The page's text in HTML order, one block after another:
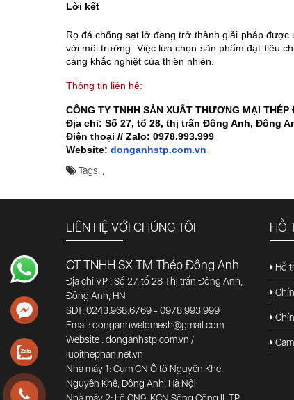
Lời kết
Rọ đá chống sạt lở đang trở thành giải pháp
với môi trường. Việc lựa chọn sản phẩm đạt tiêu
càng khắc nghiệt của thiên nhiên.
Thông tin liên hệ:
CÔNG TY TNHH SẢN XUẤT THƯƠNG MẠI THÉP
Địa chỉ: Số 27, tổ 28, thị trấn Đông Anh, Đông
Điện thoại // Zalo: 0978.993.999
Website: donganhstp.com.vn
Tags: ,
LIÊN HỆ VỚI CHÚNG TÔI
CT TNHH SX TM Thép Đông Anh
Địa chỉ VP : Số 27, tổ 28 Thị trấn Đông Anh,
Đông Anh, HN
SĐT: 0243.968.6769 - 0978.993.999
Emai : donganhweldmesh@gmail.com
Website : donganhstp.com.vn /
luoithephan.net.vn
Nhà máy 1: Cụm CN Ô tô Nguyên Khê,
Nguyên Khê, Đông Anh, Hà Nội
HỖ
Hỗ